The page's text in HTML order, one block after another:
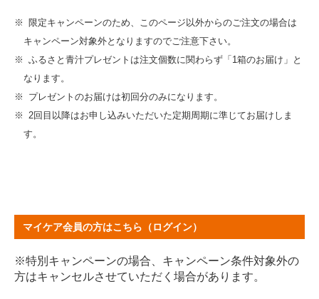
限定キャンペーンのため、このページ以外からのご注文の場合は
キャンペーン対象外となりますのでご注意下さい。
ふるさと青汁プレゼントは注文個数に関わらず「1箱のお届け」と
なります。
プレゼントのお届けは初回分のみになります。
2回目以降はお申し込みいただいた定期周期に準じてお届けしま
す。
マイケア会員の方はこちら（ログイン）
※特別キャンペーンの場合、キャンペーン条件対象外の
方はキャンセルさせていただく場合があります。